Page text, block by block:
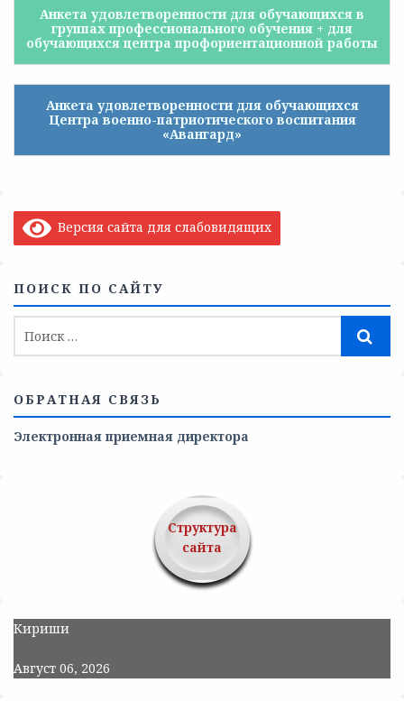
Анкета удовлетворенности для обучающихся в
группах профессионального обучения + для
обучающихся центра профориентационной работы
Анкета удовлетворенности для обучающихся
Центра военно-патриотического воспитания
«Авангард»
Версия сайта для слабовидящих
ПОИСК ПО САЙТУ
ОБРАТНАЯ СВЯЗЬ
Электронная приемная директора
Структура
сайта
Кириши
Август 06, 2026